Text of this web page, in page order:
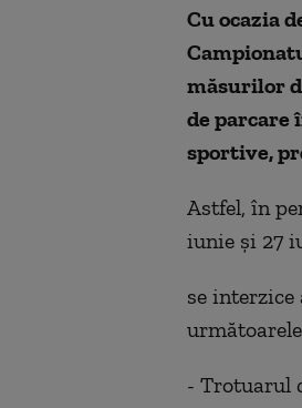
Cu ocazia
măsurilor
de parcare
sportive,
Astfel, în
iunie și 27
se
- Trotuarul